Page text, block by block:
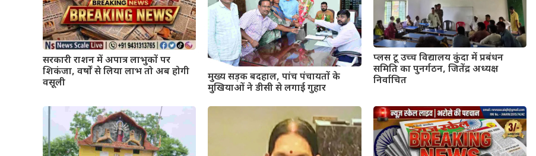
सरकारी राशन में अपात्र लाभुकों पर
शिकंजा, वर्षों से लिया लाभ तो अब होगी
वसूली
मुख्य सड़क बदहाल, पांच पंचायतों के
मुखियाओं ने डीसी से लगाई गुहार
प्लस टू उच्च विद्यालय कुंदा में प्रबंधन
समिति का पुनर्गठन, जितेंद्र अध्यक्ष
निर्वाचित